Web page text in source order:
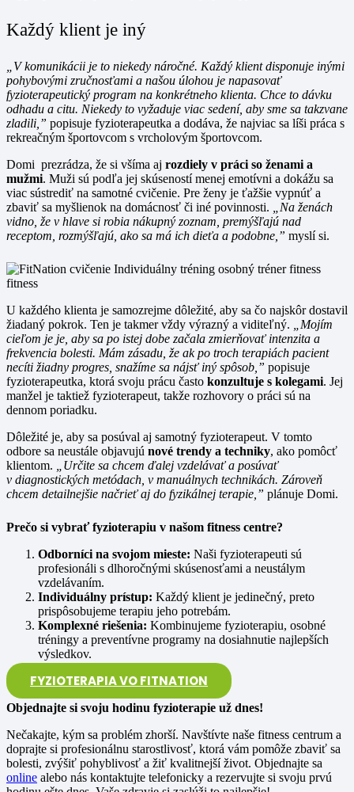
Každý klient je iný
„V komunikácii je to niekedy náročné. Každý klient disponuje inými
pohybovými zručnosťami a našou úlohou je napasovať
fyzioterapeutický program na konkrétneho klienta. Chce to dávku
odhadu a citu. Niekedy to vyžaduje viac sedení, aby sme sa takzvane
zladili,” popisuje fyzioterapeutka a dodáva, že najviac sa líši práca s
rekreačným športovcom s vrcholovým športovcom.
Domi prezrádza, že si všíma aj rozdiely v práci so ženami a
mužmi. Muži sú podľa jej skúseností menej emotívni a dokážu sa
viac sústrediť na samotné cvičenie. Pre ženy je ťažšie vypnúť a
zbaviť sa myšlienok na domácnosť či iné povinnosti. „Na ženách
vidno, že v hlave si robia nákupný zoznam, premýšľajú nad
receptom, rozmýšľajú, ako sa má ich dieťa a podobne,” myslí si.
U každého klienta je samozrejme dôležité, aby sa čo najskôr dostavil
žiadaný pokrok. Ten je takmer vždy výrazný a viditeľný. „Mojím
cieľom je je, aby sa po istej dobe začala zmierňovať intenzita a
frekvencia bolesti. Mám zásadu, že ak po troch terapiách pacient
necíti žiadny progres, snažíme sa nájsť iný spôsob,” popisuje
fyzioterapeutka, ktorá svoju prácu často konzultuje s kolegami. Jej
manžel je taktiež fyzioterapeut, takže rozhovory o práci sú na
dennom poriadku.
Dôležité je, aby sa posúval aj samotný fyzioterapeut. V tomto
odbore sa neustále objavujú nové trendy a techniky, ako pomôcť
klientom. „Určite sa chcem ďalej vzdelávať a posúvať
v diagnostických metódach, v manuálnych technikách. Zároveň
chcem detailnejšie načrieť aj do fyzikálnej terapie,” plánuje Domi.
Prečo si vybrať fyzioterapiu v našom fitness centre?
Odborníci na svojom mieste: Naši fyzioterapeuti sú
profesionáli s dlhoročnými skúsenosťami a neustálym
vzdelávaním.
Individuálny prístup: Každý klient je jedinečný, preto
prispôsobujeme terapiu jeho potrebám.
Komplexné riešenia: Kombinujeme fyzioterapiu, osobné
tréningy a preventívne programy na dosiahnutie najlepších
výsledkov.
FYZIOTERAPIA VO FITNATION
Objednajte si svoju hodinu fyzioterapie už dnes!
Nečakajte, kým sa problém zhorší. Navštívte naše fitness centrum a
doprajte si profesionálnu starostlivosť, ktorá vám pomôže zbaviť sa
bolesti, zvýšiť pohyblivosť a žiť kvalitnejší život. Objednajte sa
online alebo nás kontaktujte telefonicky a rezervujte si svoju prvú